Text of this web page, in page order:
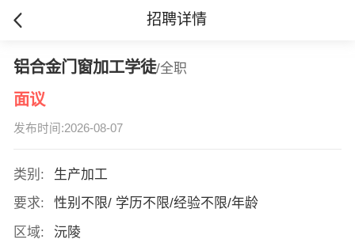
招聘详情
铝合金门窗加工学徒/全职
面议
发布时间:2026-08-07
类别:
生产加工
要求:
性别不限/ 学历不限/经验不限/年龄
区域:
沅陵